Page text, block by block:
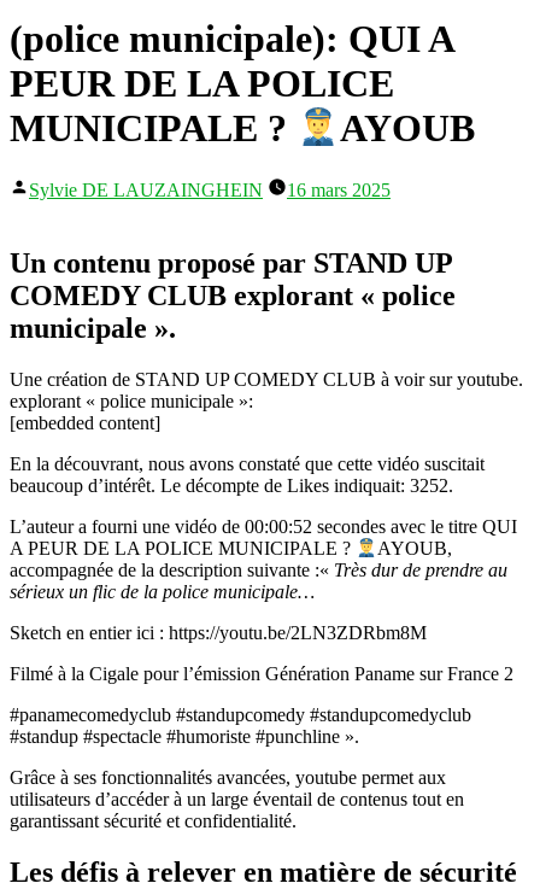
(police municipale): QUI A
PEUR DE LA POLICE
MUNICIPALE ?
AYOUB
Publié
Sylvie DE LAUZAINGHEIN 16 mars 2025
Un contenu proposé par STAND UP
COMEDY CLUB explorant « police
municipale ».
Une création de STAND UP COMEDY CLUB à voir sur youtube.
explorant « police municipale »:
[embedded content]
En la découvrant, nous avons constaté que cette vidéo suscitait
beaucoup d’intérêt. Le décompte de Likes indiquait: 3252.
L’auteur a fourni une vidéo de 00:00:52 secondes avec le titre QUI
A PEUR DE LA POLICE MUNICIPALE ?
AYOUB,
accompagnée de la description suivante :« Très dur de prendre au
sérieux un flic de la police municipale…
Sketch en entier ici : https://youtu.be/2LN3ZDRbm8M
Filmé à la Cigale pour l’émission Génération Paname sur France 2
#panamecomedyclub #standupcomedy #standupcomedyclub
#standup #spectacle #humoriste #punchline ».
Grâce à ses fonctionnalités avancées, youtube permet aux
utilisateurs d’accéder à un large éventail de contenus tout en
garantissant sécurité et confidentialité.
Les défis à relever en matière de sécurité